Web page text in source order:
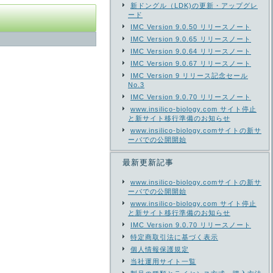
新ドングル（LDK)の更新・アップグレ
ード
IMC Version 9.0.50 リリースノート
IMC Version 9.0.65 リリースノート
IMC Version 9.0.64 リリースノート
IMC Version 9.0.67 リリースノート
IMC Version 9 リリース記念セール
No.3
IMC Version 9.0.70 リリースノート
www.insilico-biology.com サイト停止
と新サイト移行準備のお知らせ
www.insilico-biology.comサイトの新サ
ーバでの公開開始
最新更新記事
www.insilico-biology.comサイトの新サ
ーバでの公開開始
www.insilico-biology.com サイト停止
と新サイト移行準備のお知らせ
IMC Version 9.0.70 リリースノート
特定商取引法に基づく表示
個人情報保護規定
当社運用サイト一覧